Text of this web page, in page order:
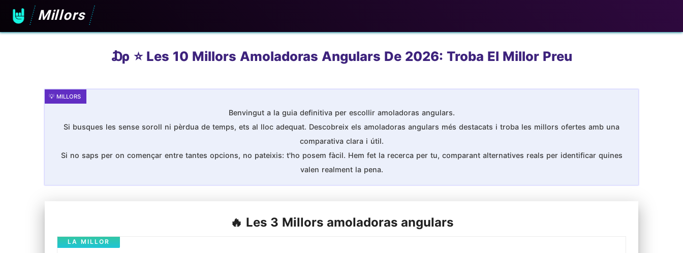
Millors
₯ ⭐️ Les 10 Millors Amoladoras Angulars De 2026: Troba El Millor Preu
Benvingut a la guia definitiva per escollir amoladoras angulars.
Si busques les sense soroll ni pèrdua de temps, ets al lloc adequat. Descobreix els amoladoras angulars més destacats i troba les millors ofertes amb una
comparativa clara i útil.
Si no saps per on començar entre tantes opcions, no pateixis: t'ho posem fàcil. Hem fet la recerca per tu, comparant alternatives reals per identificar quines
valen realment la pena.
🔥 Les 3 Millors amoladoras angulars
LA MILLOR